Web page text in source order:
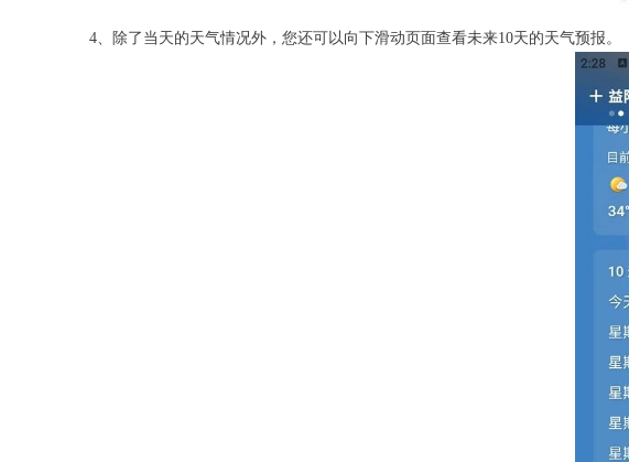
4、除了当天的天气情况外，您还可以向下滑动页面查看未来10天的天气预报。